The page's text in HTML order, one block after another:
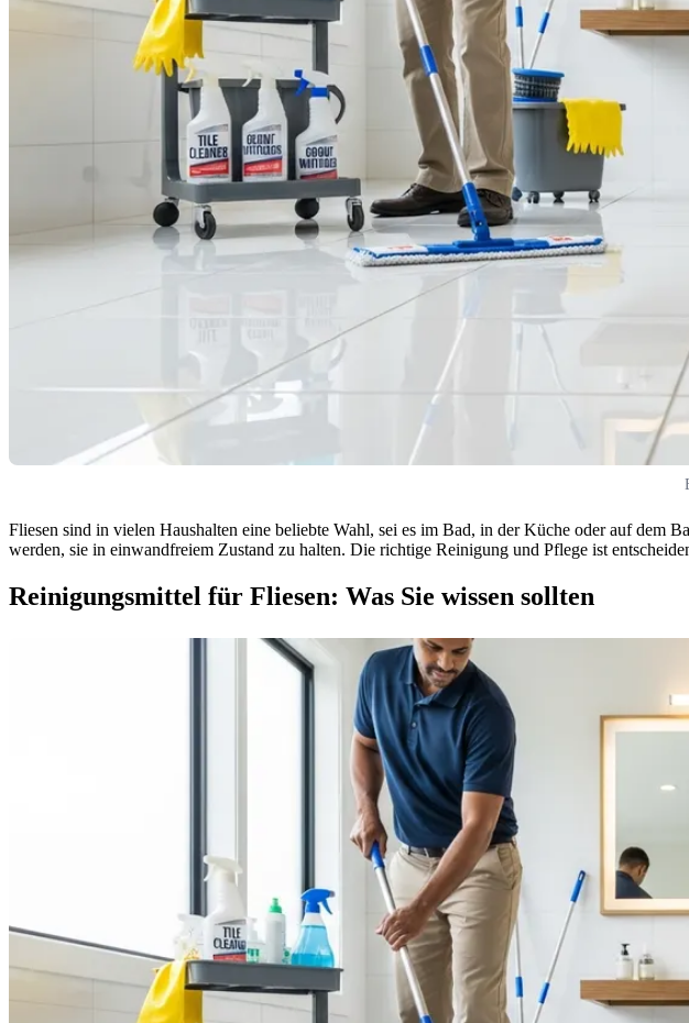
Fliesen sind in vielen Haushalten eine beliebte Wahl, sei es im Bad, in der Küche oder auf dem
werden, sie in einwandfreiem Zustand zu halten. Die richtige Reinigung und Pflege ist
Reinigungsmittel für Fliesen: Was Sie wissen sollten